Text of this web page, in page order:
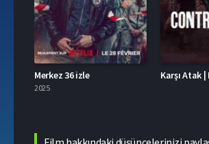
Merkez 36 izle
2025